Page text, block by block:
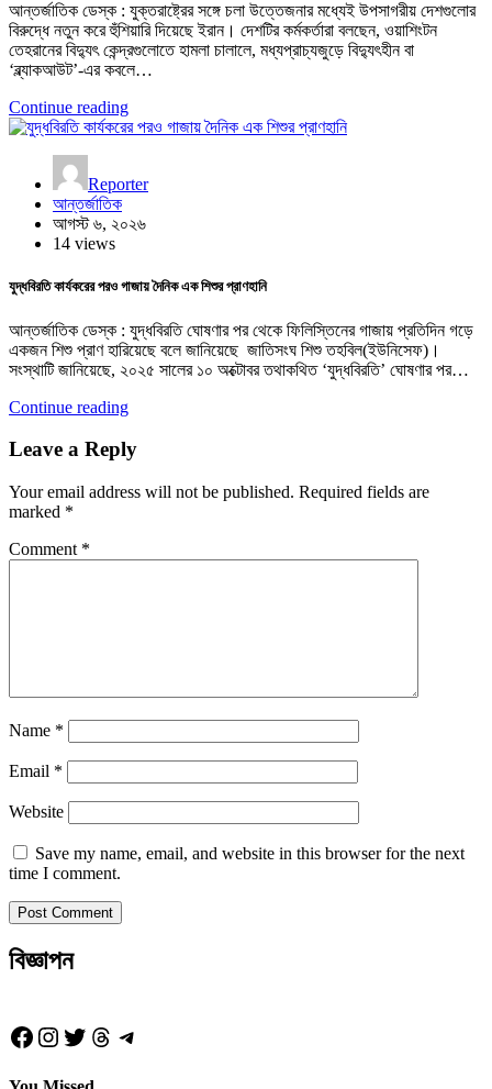
আন্তর্জাতিক ডেস্ক : যুক্তরাষ্ট্রের সঙ্গে চলা উত্তেজনার মধ্যেই উপসাগরীয় দেশগুলোর
বিরুদ্ধে নতুন করে হুঁশিয়ারি দিয়েছে ইরান। দেশটির কর্মকর্তারা বলছেন, ওয়াশিংটন
তেহরানের বিদ্যুৎ কেন্দ্রগুলোতে হামলা চালালে, মধ্যপ্রাচ্যজুড়ে বিদ্যুৎহীন বা
‘ব্ল্যাকআউট’-এর কবলে…
Continue reading
Reporter
আন্তর্জাতিক
আগস্ট ৬, ২০২৬
14 views
যুদ্ধবিরতি কার্যকরের পরও গাজায় দৈনিক এক শিশুর প্রাণহানি
আন্তর্জাতিক ডেস্ক : যুদ্ধবিরতি ঘোষণার পর থেকে ফিলিস্তিনের গাজায় প্রতিদিন গড়ে
একজন শিশু প্রাণ হারিয়েছে বলে জানিয়েছে জাতিসংঘ শিশু তহবিল(ইউনিসেফ)।
সংস্থাটি জানিয়েছে, ২০২৫ সালের ১০ অক্টোবর তথাকথিত ‘যুদ্ধবিরতি’ ঘোষণার পর…
Continue reading
Leave a Reply
Your email address will not be published. Required fields are
marked *
Comment *
Name *
Email *
Website
Save my name, email, and website in this browser for the next
time I comment.
বিজ্ঞাপন
Facebook
Instagram
Twitter
Threads
Telegram